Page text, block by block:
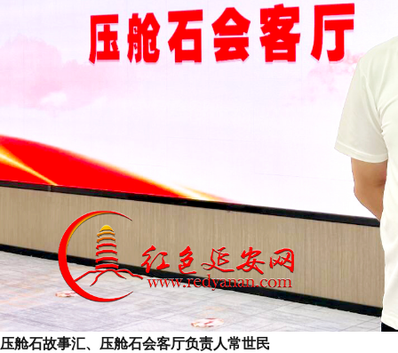
压舱石故事汇、压舱石会客厅负责人常世民